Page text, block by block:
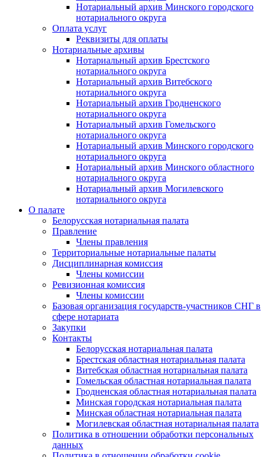
Нотариальный архив Минского городского
нотариального округа
Оплата услуг
Реквизиты для оплаты
Нотариальные архивы
Нотариальный архив Брестского
нотариального округа
Нотариальный архив Витебского
нотариального округа
Нотариальный архив Гродненского
нотариального округа
Нотариальный архив Гомельского
нотариального округа
Нотариальный архив Минского городского
нотариального округа
Нотариальный архив Минского областного
нотариального округа
Нотариальный архив Могилевского
нотариального округа
О палате
Белорусская нотариальная палата
Правление
Члены правления
Территориальные нотариальные палаты
Дисциплинарная комиссия
Члены комиссии
Ревизионная комиссия
Члены комиссии
Базовая организация государств-участников СНГ в
сфере нотариата
Закупки
Контакты
Белорусская нотариальная палата
Брестская областная нотариальная палата
Витебская областная нотариальная палата
Гомельская областная нотариальная палата
Гродненская областная нотариальная палата
Минская городская нотариальная палата
Минская областная нотариальная палата
Могилевская областная нотариальная палата
Политика в отношении обработки персональных
данных